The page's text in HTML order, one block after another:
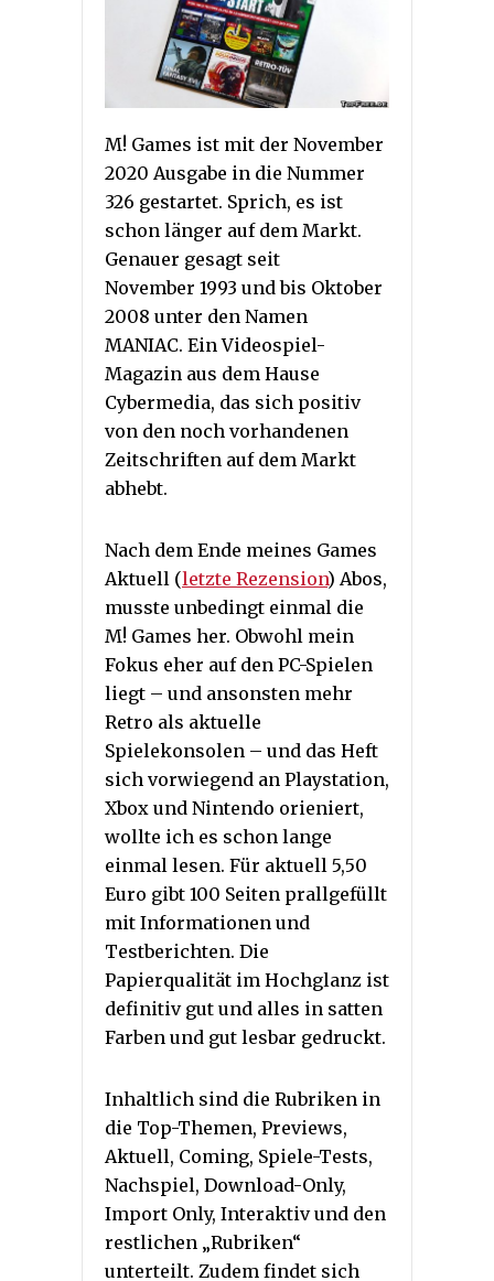
M! Games ist mit der November
2020 Ausgabe in die Nummer
326 gestartet. Sprich, es ist
schon länger auf dem Markt.
Genauer gesagt seit
November 1993 und bis Oktober
2008 unter den Namen
MANIAC. Ein Videospiel-
Magazin aus dem Hause
Cybermedia, das sich positiv
von den noch vorhandenen
Zeitschriften auf dem Markt
abhebt.
Nach dem Ende meines Games
Aktuell (letzte Rezension) Abos,
musste unbedingt einmal die
M! Games her. Obwohl mein
Fokus eher auf den PC-Spielen
liegt – und ansonsten mehr
Retro als aktuelle
Spielekonsolen – und das Heft
sich vorwiegend an Playstation,
Xbox und Nintendo orieniert,
wollte ich es schon lange
einmal lesen. Für aktuell 5,50
Euro gibt 100 Seiten prallgefüllt
mit Informationen und
Testberichten. Die
Papierqualität im Hochglanz ist
definitiv gut und alles in satten
Farben und gut lesbar gedruckt.
Inhaltlich sind die Rubriken in
die Top-Themen, Previews,
Aktuell, Coming, Spiele-Tests,
Nachspiel, Download-Only,
Import Only, Interaktiv und den
restlichen „Rubriken“
unterteilt. Zudem findet sich